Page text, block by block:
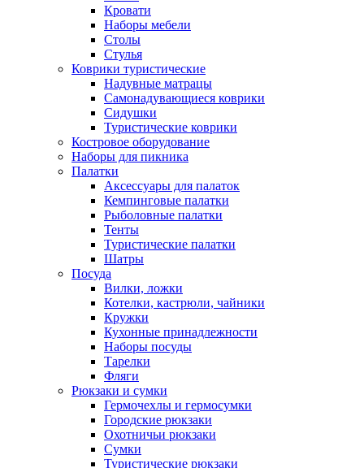
Кровати
Наборы мебели
Столы
Стулья
Коврики туристические
Надувные матрацы
Самонадувающиеся коврики
Сидушки
Туристические коврики
Костровое оборудование
Наборы для пикника
Палатки
Аксессуары для палаток
Кемпинговые палатки
Рыболовные палатки
Тенты
Туристические палатки
Шатры
Посуда
Вилки, ложки
Котелки, кастрюли, чайники
Кружки
Кухонные принадлежности
Наборы посуды
Тарелки
Фляги
Рюкзаки и сумки
Гермочехлы и гермосумки
Городские рюкзаки
Охотничьи рюкзаки
Сумки
Туристические рюкзаки